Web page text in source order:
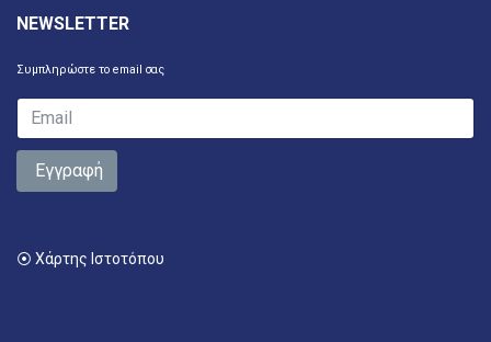
NEWSLETTER
Συμπληρώστε το email σας
Εγγραφή
⦿ Χάρτης Ιστοτόπου